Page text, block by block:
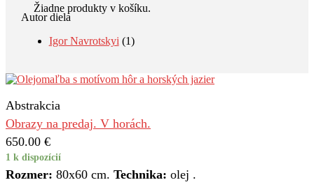
Žiadne produkty v košíku.
Autor diela
Igor Navrotskyi (1)
Abstrakcia
Obrazy na predaj. V horách.
650.00 €
1 k dispozícií
Rozmer: 80х60 cm. Technika: olej .